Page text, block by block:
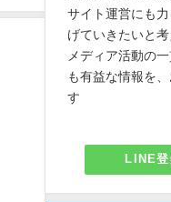
サイト運営にも
げていきたいと考
メディア活動の
も有益な情報を
す
LINE登